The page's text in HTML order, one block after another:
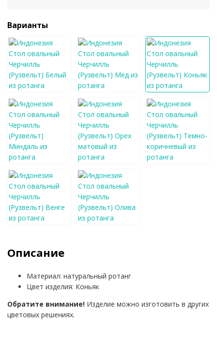
Варианты
Описание
Материал: натуральный ротанг
Цвет изделия: Коньяк
Обратите внимание! Изделие можно изготовить в других
цветовых решениях.